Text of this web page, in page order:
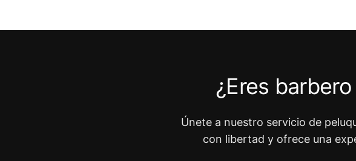
¿Eres
Únete a nuestro servicio de
con libertad y ofrece una